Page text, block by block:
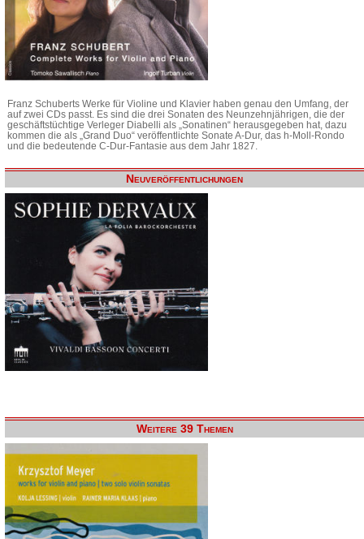
Franz Schuberts Werke für Violine und Klavier haben genau den Umfang, der
auf zwei CDs passt. Es sind die drei Sonaten des Neunzehnjährigen, die der
geschäftstüchtige Verleger Diabelli als „Sonatinen“ herausgegeben hat, dazu
kommen die als „Grand Duo“ veröffentlichte Sonate A-Dur, das h-Moll-Rondo
und die bedeutende C-Dur-Fantasie aus dem Jahr 1827.
Neuveröffentlichungen
Weitere 39 Themen